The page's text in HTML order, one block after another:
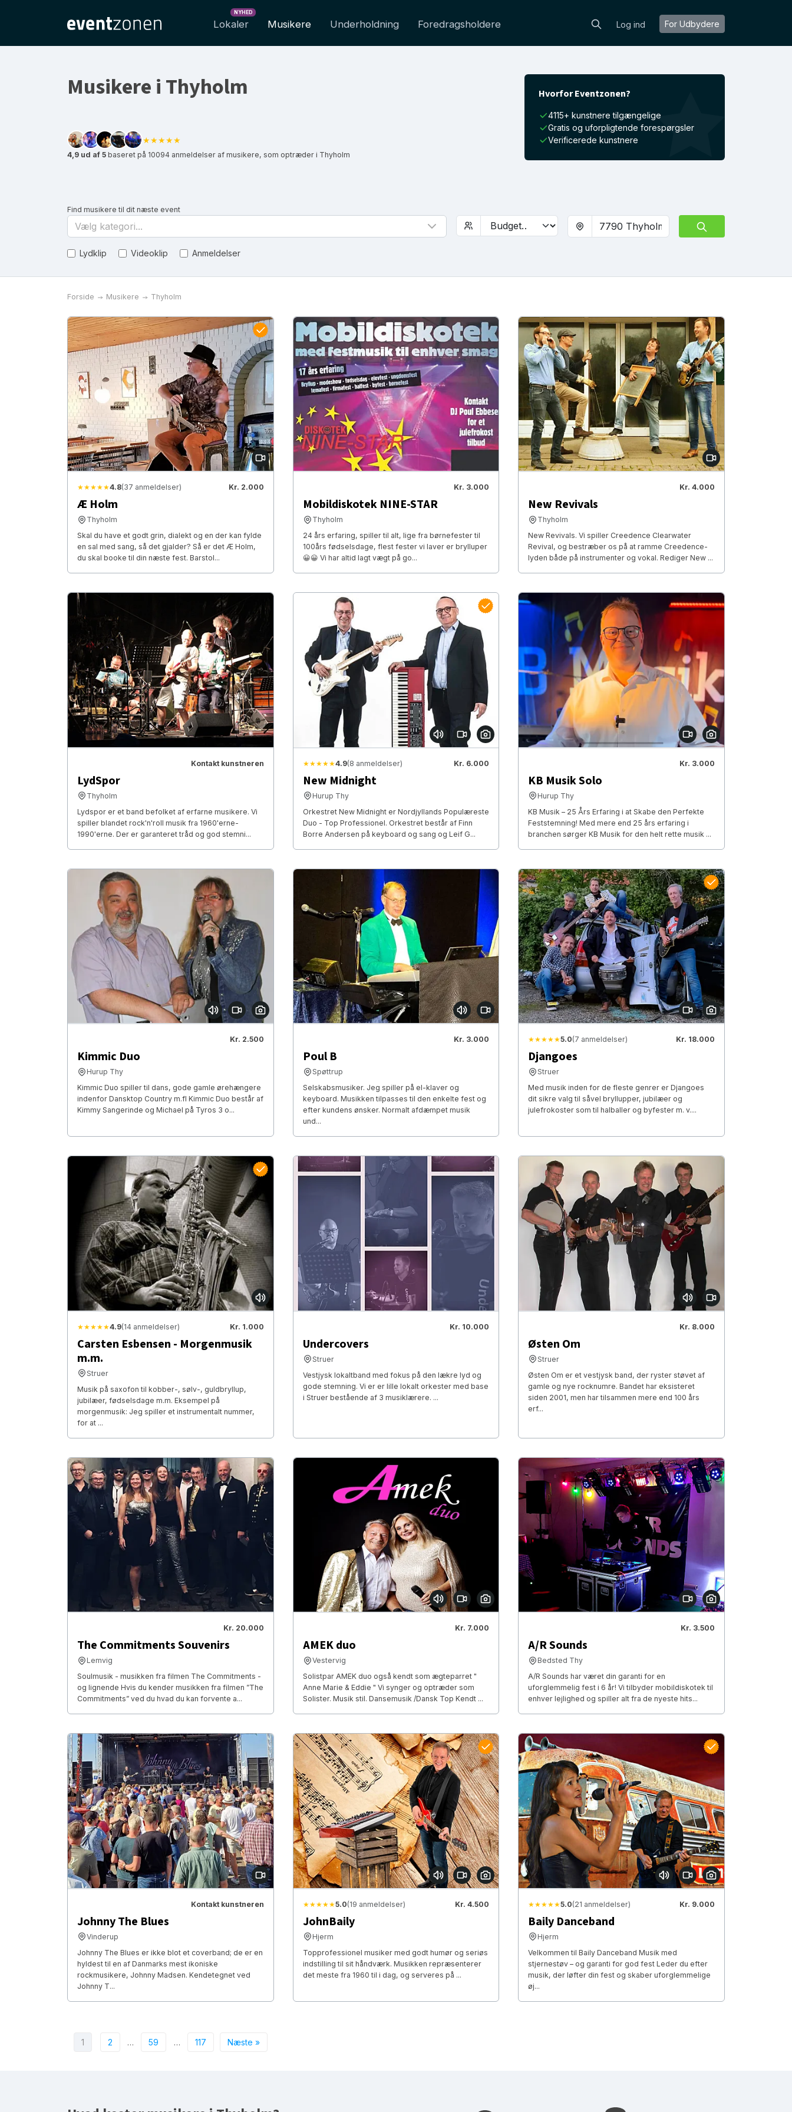
Lokaler
NYHED
Musikere Underholdning Foredragsholdere Log ind For Udbydere
Musikere i Thyholm
★★★★★
4,9 ud af 5 baseret på 10094 anmeldelser af musikere, som optræder i Thyholm
Hvorfor Eventzonen?
4115+ kunstnere tilgængelige
Gratis og uforpligtende forespørgsler
Verificerede kunstnere
Find musikere til dit næste event
Vælg kategori...
Lydklip Videoklip Anmeldelser
Forside Musikere Thyholm
★★★★★4.8(37 anmeldelser) Kr. 2.000
Æ Holm
Thyholm
Skal du have et godt grin, dialekt og en der kan fylde
en sal med sang, så det gjalder? Så er det Æ Holm,
du skal booke til din næste fest. Barstol...
Kr. 3.000
Mobildiskotek NINE-STAR
Thyholm
24 års erfaring, spiller til alt, lige fra børnefester til
100års fødselsdage, flest fester vi laver er brylluper
😀😀 Vi har altid lagt vægt på go...
Kr. 4.000
New Revivals
Thyholm
New Revivals. Vi spiller Creedence Clearwater
Revival, og bestræber os på at ramme Creedence-
lyden både på instrumenter og vokal. Rediger New ...
Kontakt kunstneren
LydSpor
Thyholm
Lydspor er et band befolket af erfarne musikere. Vi
spiller blandet rock'n'roll musik fra 1960'erne-
1990'erne. Der er garanteret tråd og god stemni...
★★★★★4.9(8 anmeldelser) Kr. 6.000
New Midnight
Hurup Thy
Orkestret New Midnight er Nordjyllands Populæreste
Duo - Top Professionel. Orkestret består af Finn
Borre Andersen på keyboard og sang og Leif G...
Kr. 3.000
KB Musik Solo
Hurup Thy
KB Musik – 25 Års Erfaring i at Skabe den Perfekte
Feststemning! Med mere end 25 års erfaring i
branchen sørger KB Musik for den helt rette musik ...
Kr. 2.500
Kimmic Duo
Hurup Thy
Kimmic Duo spiller til dans, gode gamle ørehængere
indenfor Dansktop Country m.fl Kimmic Duo består af
Kimmy Sangerinde og Michael på Tyros 3 o...
Kr. 3.000
Poul B
Spøttrup
Selskabsmusiker. Jeg spiller på el-klaver og
keyboard. Musikken tilpasses til den enkelte fest og
efter kundens ønsker. Normalt afdæmpet musik
und...
★★★★★5.0(7 anmeldelser) Kr. 18.000
Djangoes
Struer
Med musik inden for de fleste genrer er Djangoes
dit sikre valg til såvel bryllupper, jubilæer og
julefrokoster som til halballer og byfester m. v....
★★★★★4.9(14 anmeldelser) Kr. 1.000
Carsten Esbensen - Morgenmusik
m.m.
Struer
Musik på saxofon til kobber-, sølv-, guldbryllup,
jubilæer, fødselsdage m.m. Eksempel på
morgenmusik: Jeg spiller et instrumentalt nummer,
for at ...
Kr. 10.000
Undercovers
Struer
Vestjysk lokaltband med fokus på den lækre lyd og
gode stemning. Vi er er lille lokalt orkester med base
i Struer bestående af 3 musiklærere. ...
Kr. 8.000
Østen Om
Struer
Østen Om er et vestjysk band, der ryster støvet af
gamle og nye rocknumre. Bandet har eksisteret
siden 2001, men har tilsammen mere end 100 års
erf...
Kr. 20.000
The Commitments Souvenirs
Lemvig
Soulmusik - musikken fra filmen The Commitments -
og lignende Hvis du kender musikken fra filmen ”The
Commitments” ved du hvad du kan forvente a...
Kr. 7.000
AMEK duo
Vestervig
Solistpar AMEK duo også kendt som ægteparret "
Anne Marie & Eddie " Vi synger og optræder som
Solister. Musik stil. Dansemusik /Dansk Top Kendt ...
Kr. 3.500
A/R Sounds
Bedsted Thy
A/R Sounds har været din garanti for en
uforglemmelig fest i 6 år! Vi tilbyder mobildiskotek til
enhver lejlighed og spiller alt fra de nyeste hits...
Kontakt kunstneren
Johnny The Blues
Vinderup
Johnny The Blues er ikke blot et coverband; de er en
hyldest til en af Danmarks mest ikoniske
rockmusikere, Johnny Madsen. Kendetegnet ved
Johnny T...
★★★★★5.0(19 anmeldelser) Kr. 4.500
JohnBaily
Hjerm
Topprofessionel musiker med godt humør og seriøs
indstilling til sit håndværk. Musikken repræsenterer
det meste fra 1960 til i dag, og serveres på ...
★★★★★5.0(21 anmeldelser) Kr. 9.000
Baily Danceband
Hjerm
Velkommen til Baily Danceband Musik med
stjernestøv – og garanti for god fest Leder du efter
musik, der løfter din fest og skaber uforglemmelige
øj...
1 2 … 59 … 117 Næste »